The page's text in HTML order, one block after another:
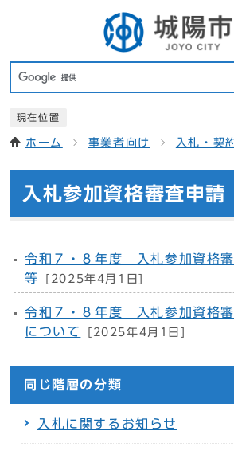
現在位置
ホーム 事業者向け 入札・契
入札参加資格審査申請
令和７・８年度 入札参加資格
等
[2025年4月1日]
令和７・８年度 入札参加資格
について
[2025年4月1日]
同じ階層の分類
入札に関するお知らせ